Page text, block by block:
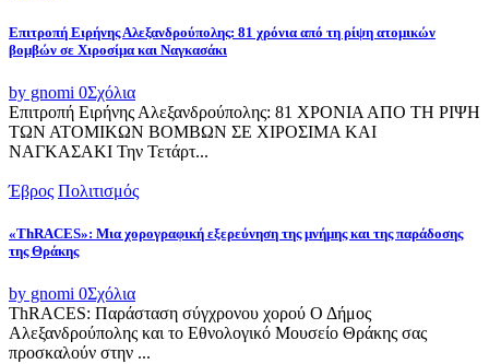
Επιτροπή Ειρήνης Αλεξανδρούπολης: 81 χρόνια από τη ρίψη ατομικών
βομβών σε Χιροσίμα και Ναγκασάκι
by gnomi 0Σχόλια
Επιτροπή Ειρήνης Αλεξανδρούπολης: 81 ΧΡΟΝΙΑ ΑΠΟ ΤΗ ΡΙΨΗ
ΤΩΝ ΑΤΟΜΙΚΩΝ ΒΟΜΒΩΝ ΣΕ ΧΙΡΟΣΙΜΑ ΚΑΙ
ΝΑΓΚΑΣΑΚΙ Την Τετάρτ...
Έβρος Πολιτισμός
«ThRACES»: Μια χορογραφική εξερεύνηση της μνήμης και της παράδοσης
της Θράκης
by gnomi 0Σχόλια
ThRACES: Παράσταση σύγχρονου χορού Ο Δήμος
Αλεξανδρούπολης και το Εθνολογικό Μουσείο Θράκης σας
προσκαλούν στην ...